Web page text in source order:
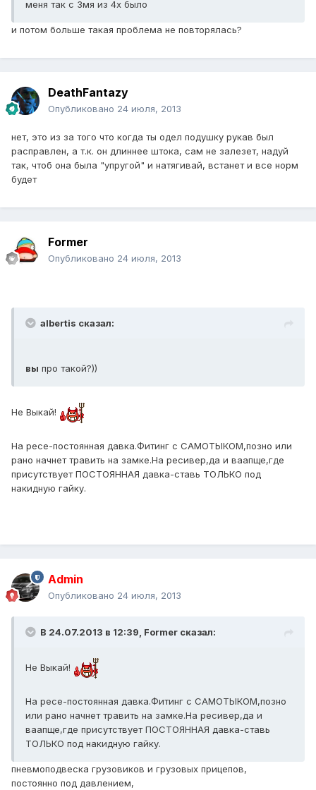
меня так с 3мя из 4х было
и потом больше такая проблема не повторялась?
DeathFantazy
Опубликовано 24 июля, 2013
нет, это из за того что когда ты одел подушку рукав был
расправлен, а т.к. он длиннее штока, сам не залезет, надуй
так, чтоб она была "упругой" и натягивай, встанет и все норм
будет
Former
Опубликовано 24 июля, 2013
albertis сказал:
вы про такой?))
Не Выкай!
На ресе-постоянная давка.Фитинг с САМОТЫКОМ,позно или
рано начнет травить на замке.На ресивер,да и ваапще,где
присутствует ПОСТОЯННАЯ давка-ставь ТОЛЬКО под
накидную гайку.
Admin
Опубликовано 24 июля, 2013
В 24.07.2013 в 12:39, Former сказал:
Не Выкай!
На ресе-постоянная давка.Фитинг с САМОТЫКОМ,позно
или рано начнет травить на замке.На ресивер,да и
ваапще,где присутствует ПОСТОЯННАЯ давка-ставь
ТОЛЬКО под накидную гайку.
пневмоподвеска грузовиков и грузовых прицепов,
постоянно под давлением,